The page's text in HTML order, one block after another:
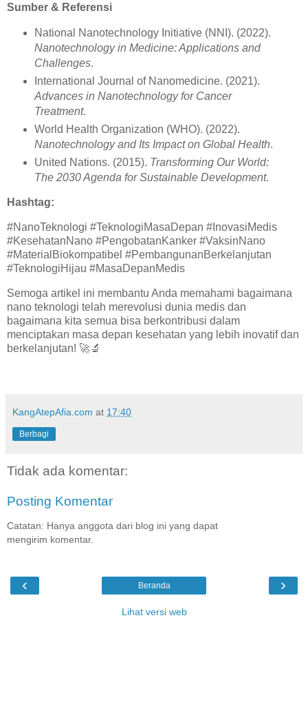
Sumber & Referensi
National Nanotechnology Initiative (NNI). (2022).
Nanotechnology in Medicine: Applications and
Challenges.
International Journal of Nanomedicine. (2021).
Advances in Nanotechnology for Cancer
Treatment.
World Health Organization (WHO). (2022).
Nanotechnology and Its Impact on Global Health.
United Nations. (2015). Transforming Our World:
The 2030 Agenda for Sustainable Development.
Hashtag:
#NanoTeknologi #TeknologiMasaDepan #InovasiMedis
#KesehatanNano #PengobatanKanker #VaksinNano
#MaterialBiokompatibel #PembangunanBerkelanjutan
#TeknologiHijau #MasaDepanMedis
Semoga artikel ini membantu Anda memahami bagaimana
nano teknologi telah merevolusi dunia medis dan
bagaimana kita semua bisa berkontribusi dalam
menciptakan masa depan kesehatan yang lebih inovatif dan
berkelanjutan! 🚀🔬
KangAtepAfia.com at 17:40
Berbagi
Tidak ada komentar:
Posting Komentar
Catatan: Hanya anggota dari blog ini yang dapat
mengirim komentar.
‹ ›
Beranda
Lihat versi web